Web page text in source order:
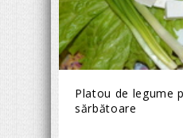
Platou de legume
sărbătoare